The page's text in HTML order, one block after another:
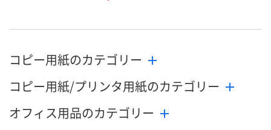
コピー用紙のカテゴリー
コピー用紙/プリンタ用紙のカテゴリー
オフィス用品のカテゴリー